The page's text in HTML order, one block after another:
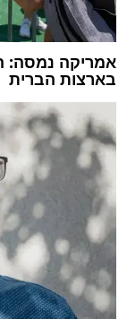
אמריקה נמסה:
בארצות הברית